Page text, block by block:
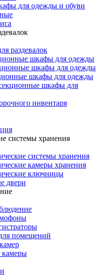
для одежды и обуви
раздевалок
шкафы для одежды
шкафы для одежды
шкафы для одежды
шкафы для
инвентаря
системы хранения
системы хранения
камеры хранения
ключницы
двери
помещений